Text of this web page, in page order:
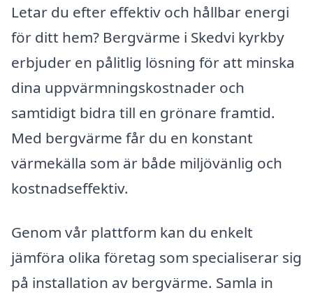
Letar du efter effektiv och hållbar energi
för ditt hem? Bergvärme i Skedvi kyrkby
erbjuder en pålitlig lösning för att minska
dina uppvärmningskostnader och
samtidigt bidra till en grönare framtid.
Med bergvärme får du en konstant
värmekälla som är både miljövänlig och
kostnadseffektiv.
Genom vår plattform kan du enkelt
jämföra olika företag som specialiserar sig
på installation av bergvärme. Samla in